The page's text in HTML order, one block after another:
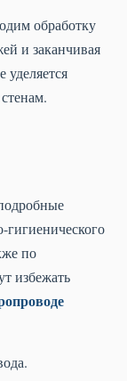
обработку
и заканчивая
по
избежать